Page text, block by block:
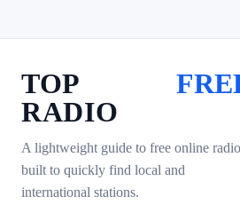
TOP
RADIO
A lightweight guide to free online
built to quickly find local and
international stations.